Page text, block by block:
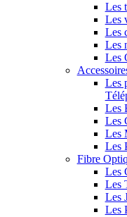
Les
Les
Les
Les
Les
Les
Les
Les
Les
Les
Fibre
Les
Les
Les
Les